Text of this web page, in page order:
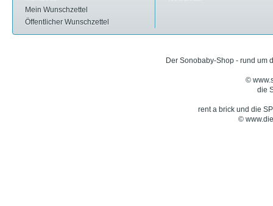
Mein Wunschzettel
Öffentlicher Wunschzettel
Der Sonobaby-Shop - rund um
©
die
rent a brick und die
©